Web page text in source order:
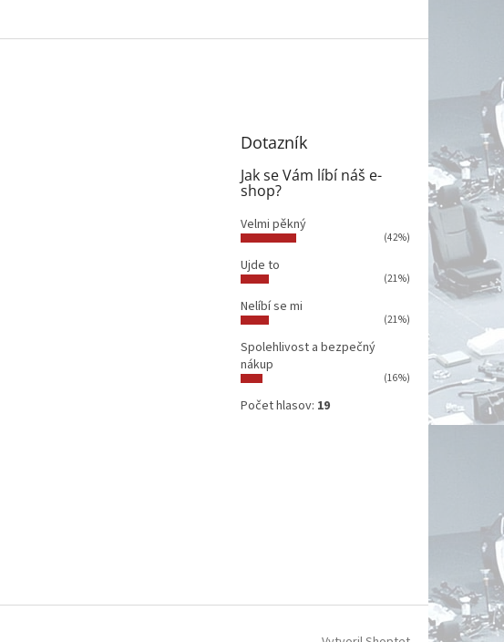
Dotazník
Jak se Vám líbí náš e-
shop?
Velmi pěkný
(42%)
Ujde to
(21%)
Nelíbí se mi
(21%)
Spolehlivost a bezpečný
nákup
(16%)
Počet hlasov: 19